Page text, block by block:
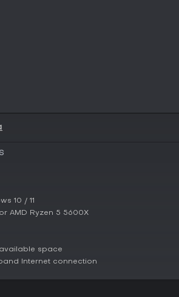
10 / 11
AMD Ryzen 5 5600X
space
Internet connection